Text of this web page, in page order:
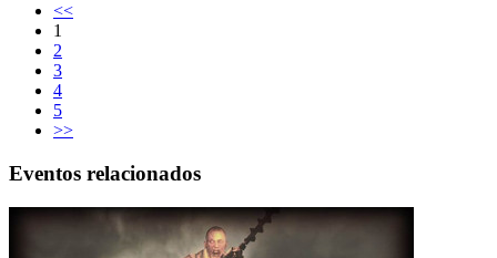
<<
1
2
3
4
5
>>
Eventos relacionados